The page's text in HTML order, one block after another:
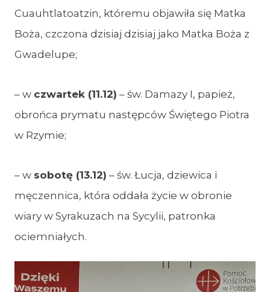
Cuauhtlatoatzin, któremu objawiła się Matka
Boża, czczona dzisiaj dzisiaj jako Matka Boża z
Gwadelupe;
– w czwartek (11.12) – św. Damazy I, papież,
obrońca prymatu następców Świętego Piotra
w Rzymie;
– w sobotę (13.12) – św. Łucja, dziewica i
męczennica, która oddała życie w obronie
wiary w Syrakuzach na Sycylii, patronka
ociemniałych.